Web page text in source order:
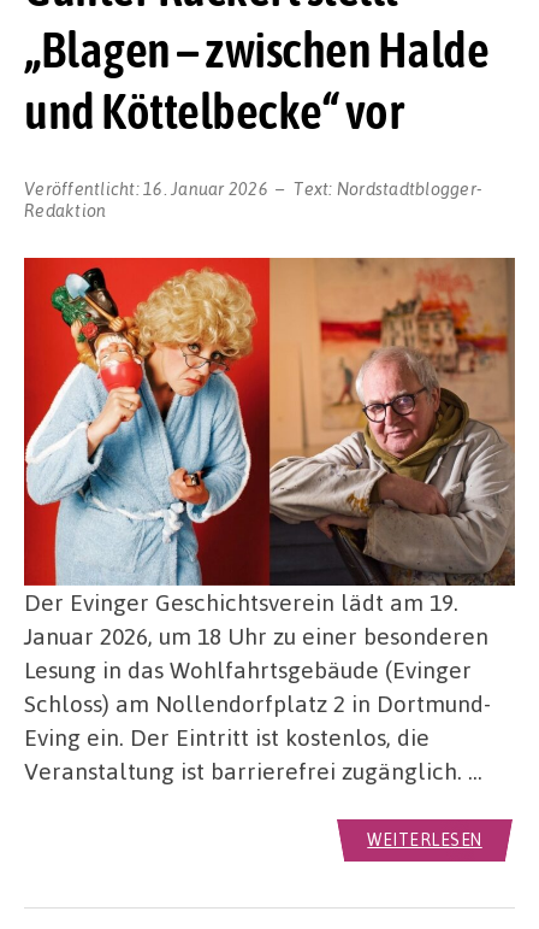
„Blagen – zwischen Halde
und Köttelbecke“ vor
Veröffentlicht: 16. Januar 2026 Text: Nordstadtblogger-
Redaktion
Der Evinger Geschichtsverein lädt am 19.
Januar 2026, um 18 Uhr zu einer besonderen
Lesung in das Wohlfahrtsgebäude (Evinger
Schloss) am Nollendorfplatz 2 in Dortmund-
Eving ein. Der Eintritt ist kostenlos, die
Veranstaltung ist barrierefrei zugänglich. …
WEITERLESEN